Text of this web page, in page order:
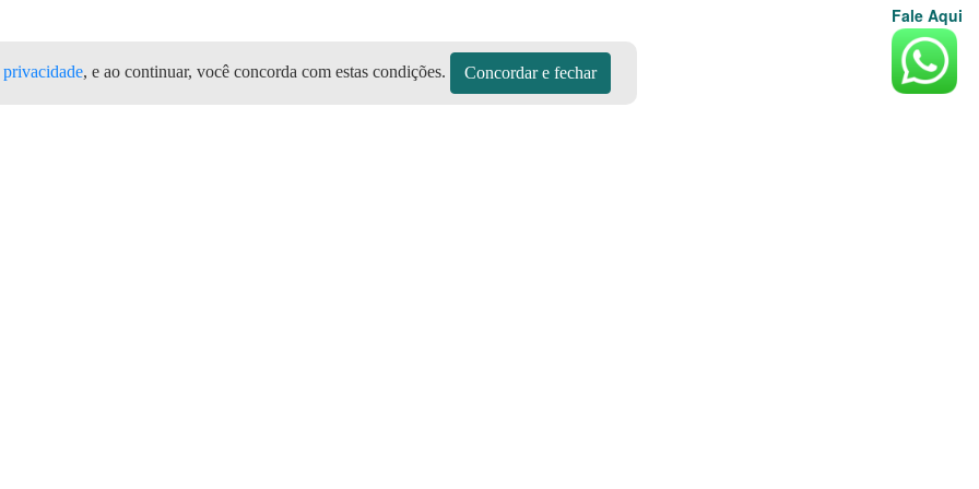
Fale Aqui
, e ao continuar, você concorda com estas condições. Concordar e fechar